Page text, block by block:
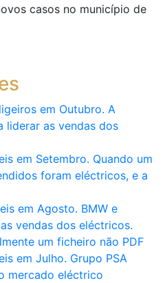
casos no município de
em Outubro. A
liderar as vendas dos
em Setembro. Quando um
foram eléctricos, e a
em Agosto. BMW e
vendas dos eléctricos.
um ficheiro não PDF
em Julho. Grupo PSA
mercado eléctrico